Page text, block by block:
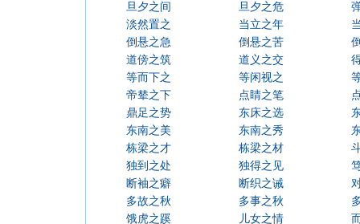
旦夕之间
旦夕之危
淡然置之
当立之年
倒悬之急
倒悬之苦
道傍之筑
道义之交
等而下之
等闲视之
帝辇之下
点睛之笔
鼎足之势
东床之选
东南之美
东南之秀
栋梁之才
栋梁之材
独到之处
独得之见
断袖之癖
断织之诫
多故之秋
多事之秋
饿虎之蹊
儿女之情